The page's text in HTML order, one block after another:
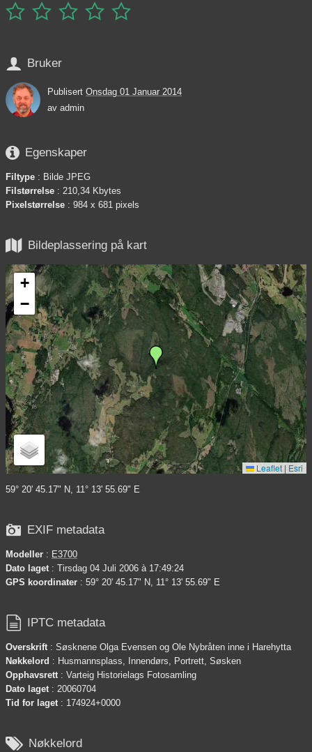
    
 Bruker
Publisert Onsdag 01 Januar 2014
av admin
 Egenskaper
Filtype : Bilde JPEG
Filstørrelse : 210,34 Kbytes
Pixelstørrelse : 984 x 681 pixels
 Bildeplassering på kart
+
−
Leaflet | Esri
59° 20' 45.17" N, 11° 13' 55.69" E
 EXIF metadata
Modeller : E3700
Dato laget : Tirsdag 04 Juli 2006 à 17:49:24
GPS koordinater : 59° 20' 45.17" N, 11° 13' 55.69" E
 IPTC metadata
Overskrift : Søsknene Olga Evensen og Ole Nybråten inne i Harehytta
Nøkkelord : Husmannsplass, Innendørs, Portrett, Søsken
Opphavsrett : Varteig Historielags Fotosamling
Dato laget : 20060704
Tid for laget : 174924+0000
 Nøkkelord